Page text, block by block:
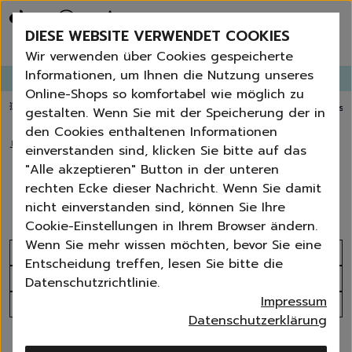
Bestseller
Angebote der Woche
Neu
Essentials für dein Zuhause
Universal & Ökoprodukte
Spring by Jenna
Sets
Reiniger
Küche
Bad | WC
Fenster | Glas | Spiegel
Möbelreiniger
Bodenreiniger
Wischmopps | Besen |
Außenreiniger
Bürsten
Zubehör
Nature All - Öko Reinigung
Erneut bestellen
GANGLETTERabonnieren undbis zu 30%Rabatt erhalten!
💥 Fugenbürste gratis ab 60 € Bestellwert⭐️ 4,8 TrustPilot score📦
🏠 Spülen Geschirrspülmittel, -Tabs, -Salz & Co.
Geschirrspülmittel, -Tabs, -
Salz & Co.
Sortieren nach
Produktanzahl
12 Produkte
DIESE WEBSITE VERWENDET COOKIES
Wir verwenden über Cookies gespeicherte
Informationen, um Ihnen die Nutzung unseres
Online-Shops so komfortabel wie möglich zu
gestalten. Wenn Sie mit der Speicherung der in
den Cookies enthaltenen Informationen
einverstanden sind, klicken Sie bitte auf das
"Alle akzeptieren" Button in der unteren
rechten Ecke dieser Nachricht. Wenn Sie damit
nicht einverstanden sind, können Sie Ihre
Cookie-Einstellungen in Ihrem Browser ändern.
Wenn Sie mehr wissen möchten, bevor Sie eine
Entscheidung treffen, lesen Sie bitte die
Datenschutzrichtlinie.
Impressum
Datenschutzerklärung